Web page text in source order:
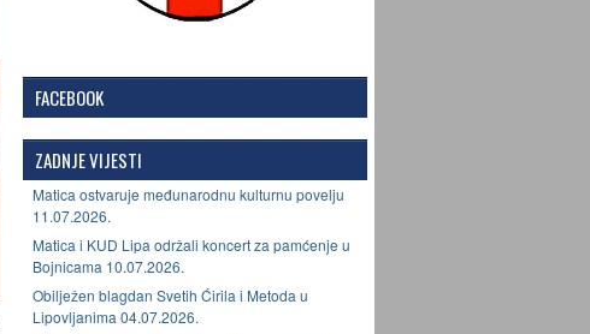
FACEBOOK
ZADNJE VIJESTI
Matica ostvaruje međunarodnu kulturnu povelju
11.07.2026.
Matica i KUD Lipa održali koncert za pamćenje u
Bojnicama 10.07.2026.
Obilježen blagdan Svetih Ćirila i Metoda u
Lipovljanima 04.07.2026.